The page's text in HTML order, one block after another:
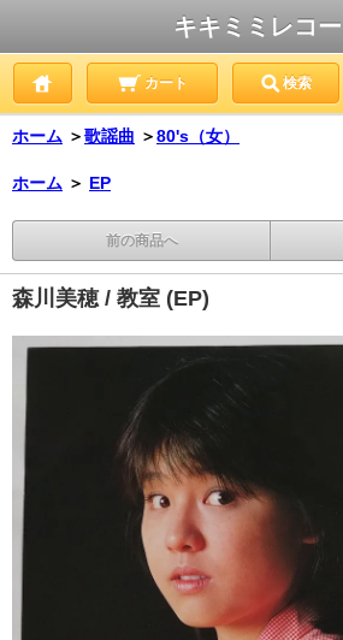
キキミミレコ
カート 検索
ホーム ＞歌謡曲 ＞80's（女）
ホーム ＞ EP
前の商品へ
森川美穂 / 教室 (EP)